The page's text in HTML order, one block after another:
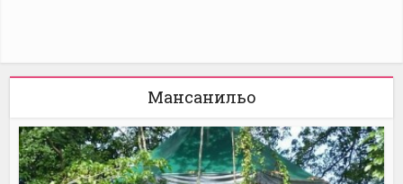
Мансанильо